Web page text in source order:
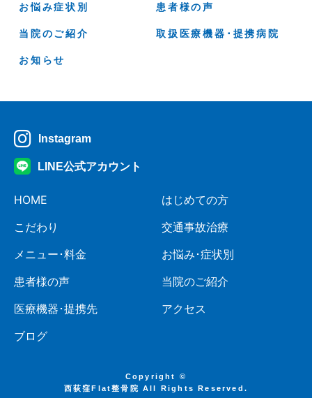
お悩み症状別 患者様の声
当院のご紹介 取扱医療機器･提携病院
お知らせ
Instagram
LINE公式アカウント
HOME
はじめての方
こだわり
交通事故治療
メニュー･料金
お悩み･症状別
患者様の声
当院のご紹介
医療機器･提携先
アクセス
ブログ
Copyright ©
西荻窪Flat整骨院 All Rights Reserved.